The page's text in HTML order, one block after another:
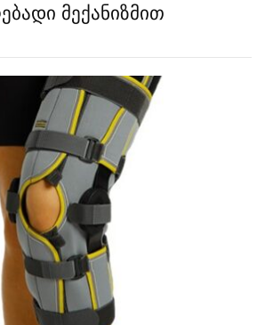
მექანიზმით